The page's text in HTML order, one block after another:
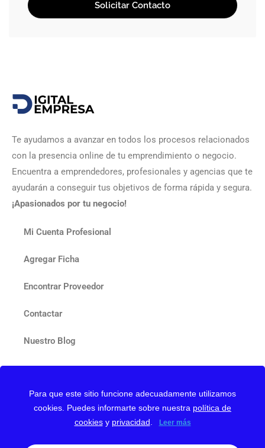
Te ayudamos a avanzar en todos los procesos relacionados
con la presencia online de tu emprendimiento o negocio.
Encuentra a emprendedores, profesionales y agencias que te
ayudarán a conseguir tus objetivos de forma rápida y segura.
¡Apasionados por tu negocio!
Mi Cuenta Profesional
Agregar Ficha
Encontrar Proveedor
Contactar
Nuestro Blog
Web protegida con reCAPTCHA y GooglePrivacy Policy
Para que este sitio funcione adecuadamente utilizamos
cookies. Puedes informarte sobre nuestra política de
cookiesy privacidad Leer más